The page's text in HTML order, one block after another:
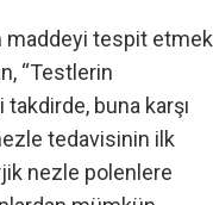
maddeyi tespit etmek
“Testlerin
buna karşı
tedavisinin ilk
nezle polenlere